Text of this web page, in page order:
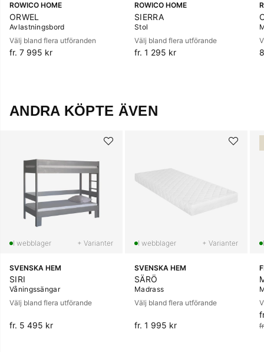
ROWICO HOME
ORWEL
Avlastningsbord
Välj bland flera utföranden
fr. 7 995 kr
ROWICO HOME
SIERRA
Stol
Välj bland flera utförande
fr. 1 295 kr
ANDRA KÖPTE ÄVEN
+ Varianter
SVENSKA HEM
SIRI
Våningssängar
Välj bland flera utförande
fr. 5 495 kr
+ Varianter
SVENSKA HEM
SÄRÖ
Madrass
Välj bland flera utförande
fr. 1 995 kr